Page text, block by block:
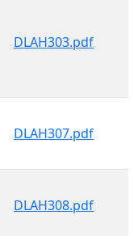
DLAH303.pdf
DLAH307.pdf
DLAH308.pdf